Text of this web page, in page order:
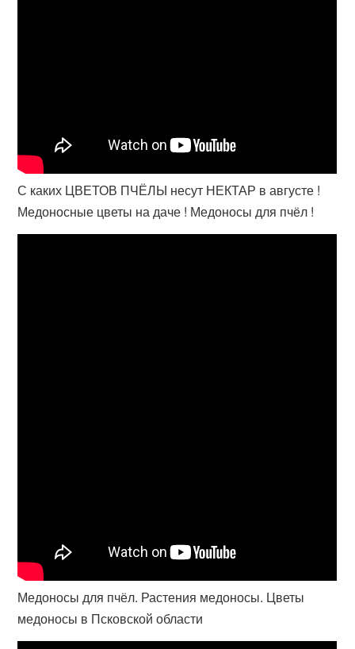
С каких ЦВЕТОВ ПЧЁЛЫ несут НЕКТАР в августе !
Медоносные цветы на даче ! Медоносы для пчёл !
Медоносы для пчёл. Растения медоносы. Цветы
медоносы в Псковской области